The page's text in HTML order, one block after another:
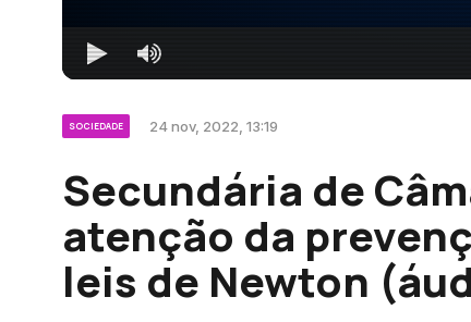
SOCIEDADE 24 nov, 2022, 13:19
Secundária de
atenção da
leis de Newton